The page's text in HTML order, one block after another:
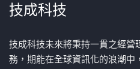
技成科技
技成科技未來將秉持一貫之經營
務，期能在全球資訊化的浪潮中